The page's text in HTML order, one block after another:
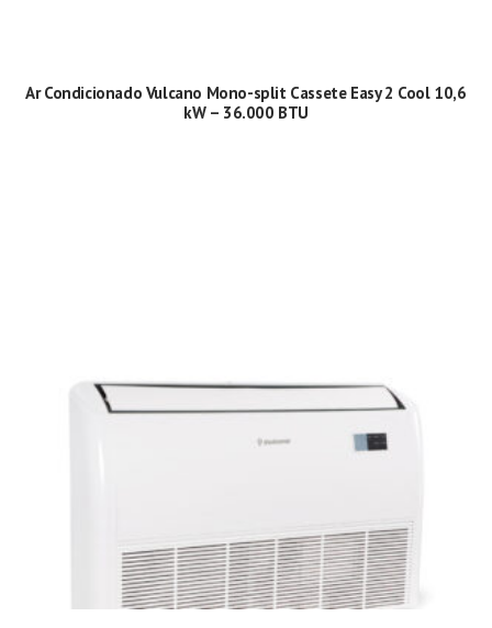
Ar Condicionado Vulcano Mono-split Cassete Easy 2 Cool 10,6
kW – 36.000 BTU